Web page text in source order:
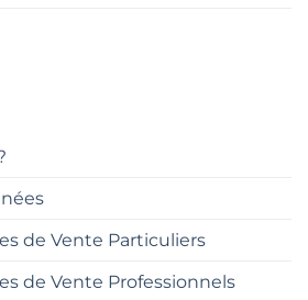
de Vente Particuliers
de Vente Professionnels